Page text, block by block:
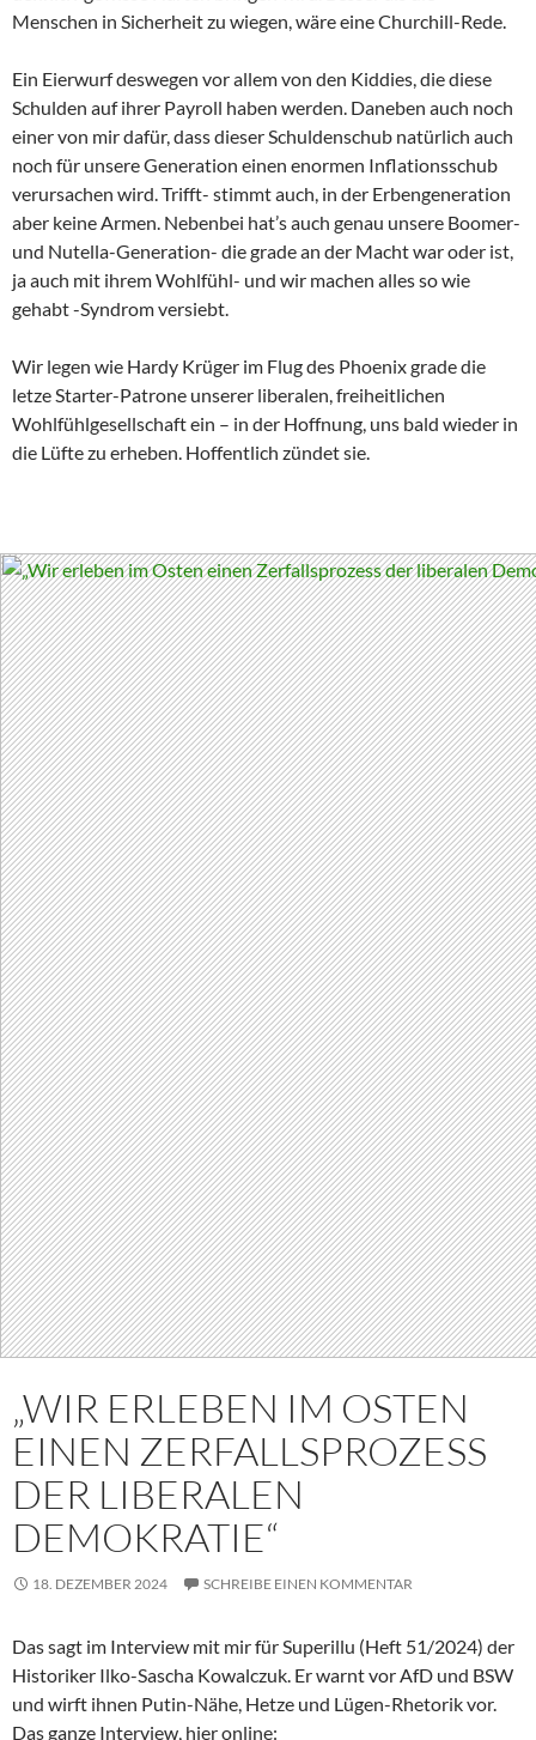
Menschen in Sicherheit zu wiegen, wäre eine Churchill-Rede.
Ein Eierwurf deswegen vor allem von den Kiddies, die diese
Schulden auf ihrer Payroll haben werden. Daneben auch noch
einer von mir dafür, dass dieser Schuldenschub natürlich auch
noch für unsere Generation einen enormen Inflationsschub
verursachen wird. Trifft- stimmt auch, in der Erbengeneration
aber keine Armen. Nebenbei hat’s auch genau unsere Boomer-
und Nutella-Generation- die grade an der Macht war oder ist,
ja auch mit ihrem Wohlfühl- und wir machen alles so wie
gehabt -Syndrom versiebt.
Wir legen wie Hardy Krüger im Flug des Phoenix grade die
letze Starter-Patrone unserer liberalen, freiheitlichen
Wohlfühlgesellschaft ein – in der Hoffnung, uns bald wieder in
die Lüfte zu erheben. Hoffentlich zündet sie.
„WIR ERLEBEN IM OSTEN
EINEN ZERFALLSPROZESS
DER LIBERALEN
DEMOKRATIE“
18. DEZEMBER 2024 SCHREIBE EINEN KOMMENTAR
Das sagt im Interview mit mir für Superillu (Heft 51/2024) der
Historiker Ilko-Sascha Kowalczuk. Er warnt vor AfD und BSW
und wirft ihnen Putin-Nähe, Hetze und Lügen-Rhetorik vor.
Das ganze Interview, hier online: